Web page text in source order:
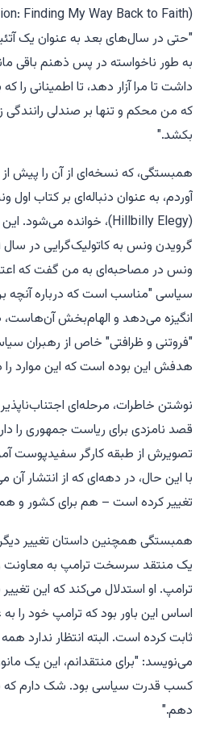
(
Finding My Way Back to Faith
"حتی در سال‌های بعد به عنوان یک
به طور ناخواسته در پس ذهنم باقی
داشت تا مرا آزار دهد، تا اطمینانی را
که من محکم و تنها بر صندلی
بکشد."
همبستگی، که نسخه‌ای از آن را پیش
آوردم، به عنوان دنباله‌ای بر کتاب اول
(
Hillbilly Elegy)، خوانده می‌شود. این
ونس در مصاحبه‌ای به من گفت که
سیاسی "مناسب است که درباره آنچه بر
انگیزه می‌دهد و الهام‌بخش آن‌هاست،
"فروتنی و ظرافتی" خاص از رهبران
هدفش این بوده است که این موارد
نوشتن خاطرات، مرحله‌ای
قصد نامزدی برای ریاست جمهوری را
تصویرش از طبقه کارگر سفیدپوست
با این حال، در دهه‌ای که از انتشار آن
تغییر کرده است – هم برای کشور و
همبستگی همچنین داستان تغییر
یک منتقد سرسخت ترامپ به معاونت
ترامپ. او استدلال می‌کند که این تغییر
اساس این باور بود که ترامپ خود را
ثابت کرده است. البته انتظار ندارد همه
می‌نویسد: "برای منتقدانم، این یک
کسب قدرت سیاسی بود. شک دارم که
دهم."